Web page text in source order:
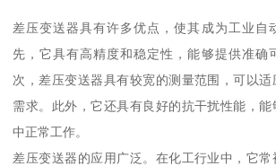
差压变送器具有许多优点，使其成为工业自
先，它具有高精度和稳定性，能够提供准确
次，差压变送器具有较宽的测量范围，可以
需求。此外，它还具有良好的抗干扰性能，
中正常工作。
差压变送器的应用广泛。在化工行业中，它